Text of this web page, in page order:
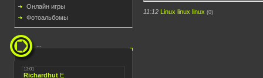
Онлайн игры
Фотоальбомы
11:12 Linux linux linux (0)